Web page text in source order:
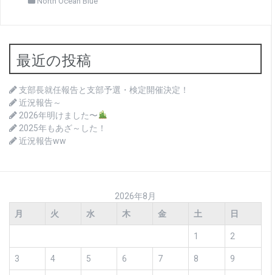
最近の投稿
支部長就任報告と支部予選・検定開催決定！
近況報告～
2026年明けました〜
2025年もあざ～した！
近況報告ww
2026年8月
月
火 水 木 金 土 日
1 2
3 4 5 6 7 8 9